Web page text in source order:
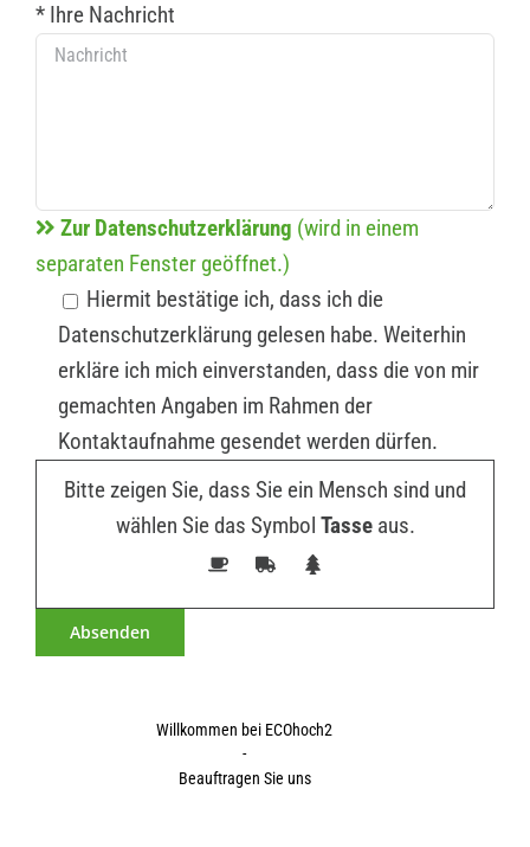
* Ihre Nachricht
Zur Datenschutzerklärung (wird in einem
separaten Fenster geöffnet.)
Hiermit bestätige ich, dass ich die
Datenschutzerklärung gelesen habe. Weiterhin
erkläre ich mich einverstanden, dass die von mir
gemachten Angaben im Rahmen der
Kontaktaufnahme gesendet werden dürfen.
Bitte zeigen Sie, dass Sie ein Mensch sind und
wählen Sie das Symbol Tasseaus.
Willkommen bei ECOhoch2
-
Beauftragen Sie uns